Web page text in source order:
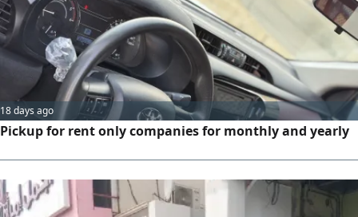
unpack and reinstall bedroom furniture. Our operating
locations area
18 days ago
Pickup for rent only companies for monthly and yearly